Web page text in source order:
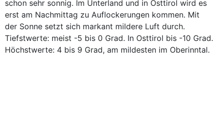
schon sehr sonnig. Im Unterland und in Osttirol wird es
erst am Nachmittag zu Auflockerungen kommen. Mit
der Sonne setzt sich markant mildere Luft durch.
Tiefstwerte: meist -5 bis 0 Grad. In Osttirol bis -10 Grad.
Höchstwerte: 4 bis 9 Grad, am mildesten im Oberinntal.